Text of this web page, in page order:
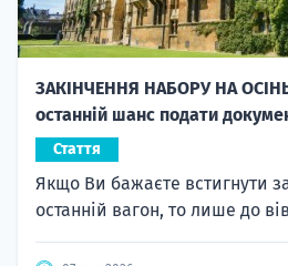
ЗАКІНЧЕННЯ НАБОРУ НА
останній шанс подати
Стаття
Якщо Ви бажаєте встигнути
останній вагон, то лише до